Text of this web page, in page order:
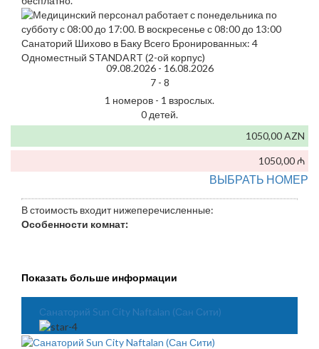
Санаторий Шихово в Баку Всего Бронированных: 4
Одноместный STANDART (2-ой корпус)
09.08.2026 - 16.08.2026
7 - 8
1 номеров - 1 взрослых.
0 детей.
1050,00 AZN
1050,00 ₼
ВЫБРАТЬ НОМЕР
В стоимость входит нижеперечисленные:
Особенности комнат:
Показать больше информации
Санаторий Sun City Naftalan (Сан Сити)